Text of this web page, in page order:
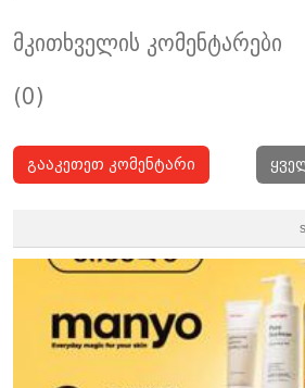
მკითხველის კომენტარები
(0)
გააკეთეთ კომენტარი